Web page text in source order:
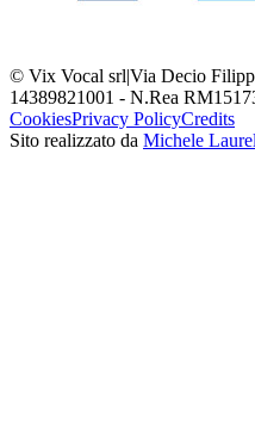
© Vix Vocal srl|Via Decio
14389821001 - N.Rea
CookiesPrivacy PolicyCredits
Sito realizzato da Michele